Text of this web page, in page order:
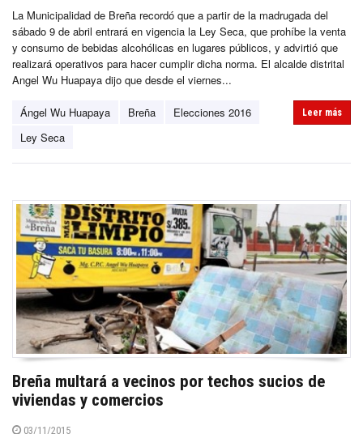
La Municipalidad de Breña recordó que a partir de la madrugada del
sábado 9 de abril entrará en vigencia la Ley Seca, que prohíbe la venta
y consumo de bebidas alcohólicas en lugares públicos, y advirtió que
realizará operativos para hacer cumplir dicha norma. El alcalde distrital
Angel Wu Huapaya dijo que desde el viernes...
Ángel Wu Huapaya Breña
Elecciones 2016
Ley Seca
Leer más
Breña multará a vecinos por techos sucios de
viviendas y comercios
03/11/2015